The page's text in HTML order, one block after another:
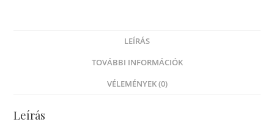
LEÍRÁS
TOVÁBBI INFORMÁCIÓK
VÉLEMÉNYEK (0)
Leírás